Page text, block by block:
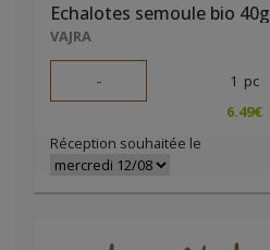
Echalotes semoule bio 40g
VAJRA
- 1 pc
6.49€
Réception souhaitée le